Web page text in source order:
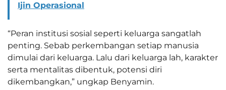
Ijin Operasional
“Peran institusi sosial seperti keluarga sangatlah
penting. Sebab perkembangan setiap manusia
dimulai dari keluarga. Lalu dari keluarga lah, karakter
serta mentalitas dibentuk, potensi diri
dikembangkan,” ungkap Benyamin.